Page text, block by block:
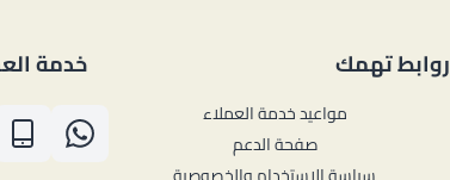
روابط تهمك
مواعيد خدمة العملاء
صفحة الدعم
خدمة